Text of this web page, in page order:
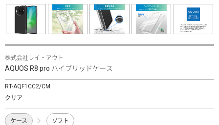
株式会社レイ・アウト
AQUOS R8 pro ハイブリッドケース
RT-AQF1CC2/CM
クリア
ケース ソフト